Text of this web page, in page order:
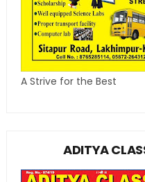
A Strive for the Best
ADITYA